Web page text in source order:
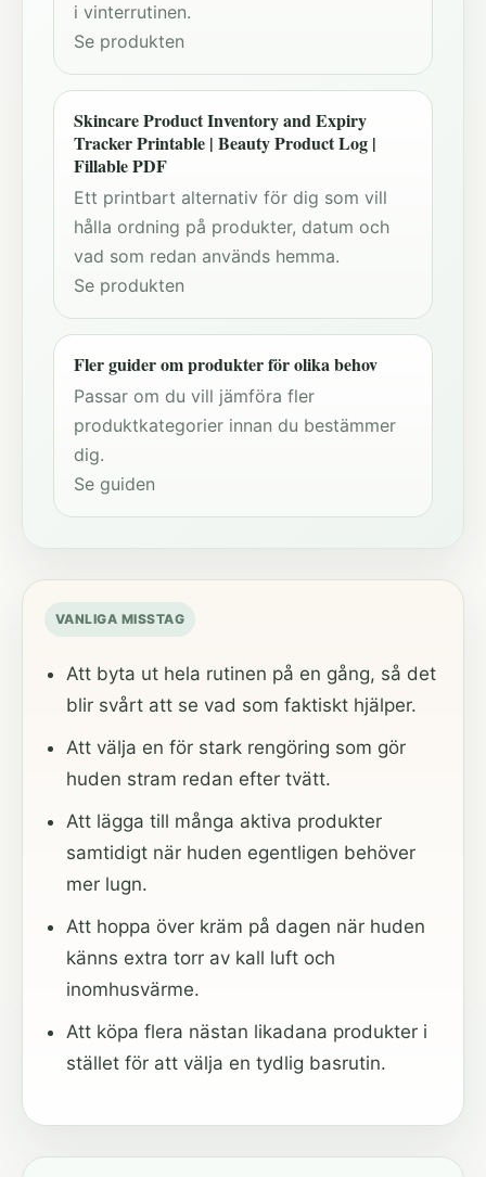
i vinterrutinen.
Se produkten
Skincare Product Inventory and Expiry
Tracker Printable | Beauty Product Log |
Fillable PDF
Ett printbart alternativ för dig som vill
hålla ordning på produkter, datum och
vad som redan används hemma.
Se produkten
Fler guider om produkter för olika behov
Passar om du vill jämföra fler
produktkategorier innan du bestämmer
dig.
Se guiden
VANLIGA MISSTAG
Att byta ut hela rutinen på en gång, så det
blir svårt att se vad som faktiskt hjälper.
Att välja en för stark rengöring som gör
huden stram redan efter tvätt.
Att lägga till många aktiva produkter
samtidigt när huden egentligen behöver
mer lugn.
Att hoppa över kräm på dagen när huden
känns extra torr av kall luft och
inomhusvärme.
Att köpa flera nästan likadana produkter i
stället för att välja en tydlig basrutin.